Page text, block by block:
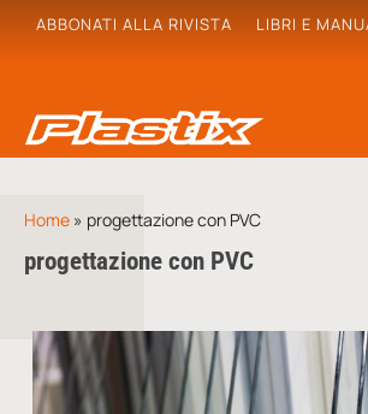
ABBONATI ALLA RIVISTA LIBRI E
Home » progettazione con PVC
progettazione con PVC